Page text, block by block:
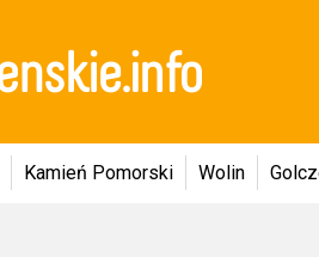
Kamień Pomorski Wolin